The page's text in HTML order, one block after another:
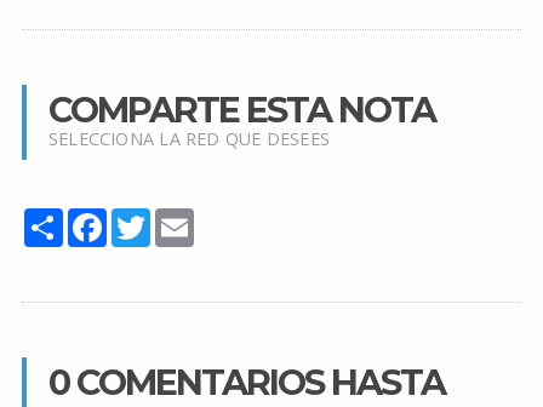
COMPARTE ESTA NOTA
SELECCIONA LA RED QUE DESEES
Share Facebook
TwitterEmail
0 COMENTARIOS HASTA